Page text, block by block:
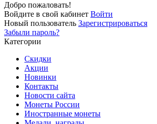
Добро пожаловать!
Войдите в свой кабинет Войти
Новый пользователь Зарегистрироваться
Забыли пароль?
Категории
Скидки
Акции
Новинки
Контакты
Новости сайта
Монеты России
Иностранные монеты